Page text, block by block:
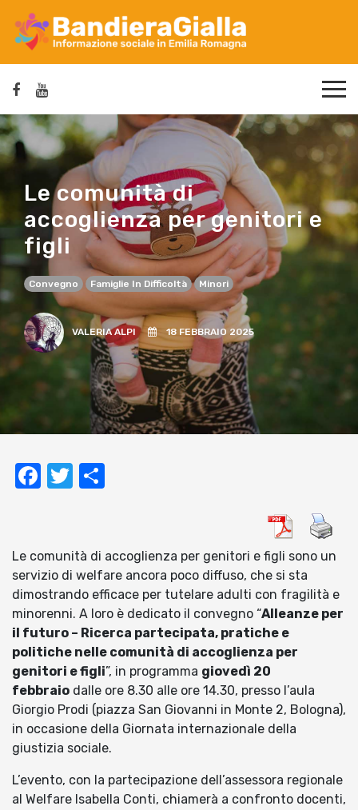
Le comunità di
accoglienza per genitori e
figli
Convegno Famiglie In Difficoltà Minori
VALERIA ALPI 18 FEBBRAIO 2025
Facebook
Twitter
Le comunità di accoglienza per genitori e figli sono un
servizio di welfare ancora poco diffuso, che si sta
dimostrando efficace per tutelare adulti con fragilità e
minorenni. A loro è dedicato il convegno “Alleanze per
il futuro – Ricerca partecipata, pratiche e
politiche nelle comunità di accoglienza per
genitori e figli”, in programma giovedì 20
febbraio dalle ore 8.30 alle ore 14.30, presso l’aula
Giorgio Prodi (piazza San Giovanni in Monte 2, Bologna),
in occasione della Giornata internazionale della
giustizia sociale.
L’evento, con la partecipazione dell’assessora regionale
al Welfare Isabella Conti, chiamerà a confronto docenti,